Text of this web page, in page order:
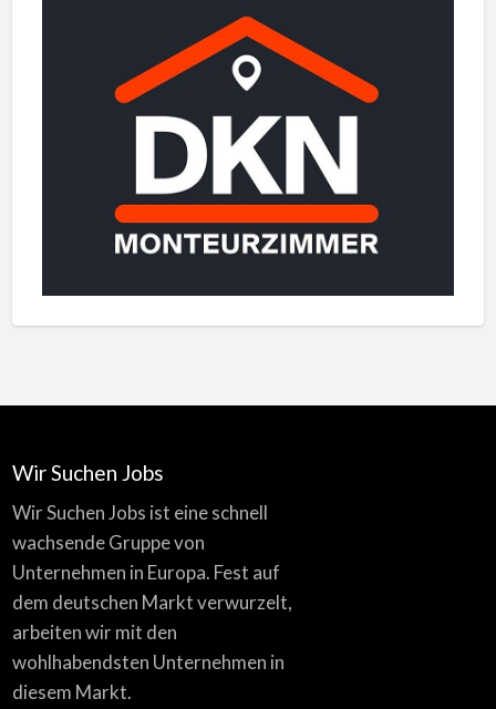
Wir Suchen Jobs
Wir Suchen Jobs ist eine schnell
wachsende Gruppe von
Unternehmen in Europa. Fest auf
dem deutschen Markt verwurzelt,
arbeiten wir mit den
wohlhabendsten Unternehmen in
diesem Markt.